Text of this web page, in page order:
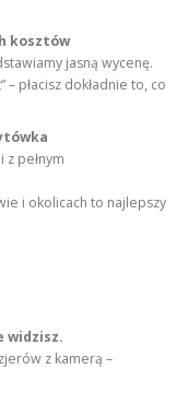
kosztów
jasną wycenę.
płacisz dokładnie to, co
pełnym
i okolicach to najlepszy
widzisz.
z kamerą –